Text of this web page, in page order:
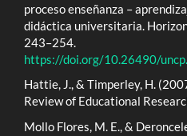
proceso enseñanza –
didáctica universitaria.
243–254.
https://doi.org/10.26490/
Hattie, J., & Timperley, H.
Review of Educational
Mollo Flores, M. E., &